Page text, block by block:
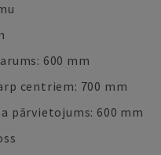
600 mm
centriem: 700 mm
pārvietojums: 600 mm